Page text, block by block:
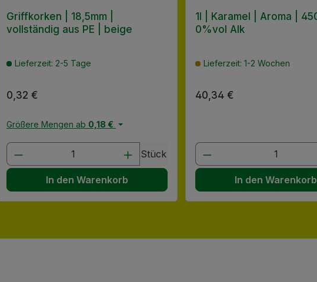
Wert ein oder benutze die
Griffkorken | 18,5mm |
vollständig aus PE | beige
Lieferzeit: 2-5 Tage
Regulärer Preis:
0,32 €
Größere Mengen ab 0,18 €
Produkt Anzahl: Gib den gewünschten Wert
Stück
In den Warenkorb
1l | Karamel | Aroma |
0%vol Alk
Lieferzeit: 1-2 Wochen
Regulärer Preis:
40,34 €
Produkt Anzahl:
In den Warenkorb